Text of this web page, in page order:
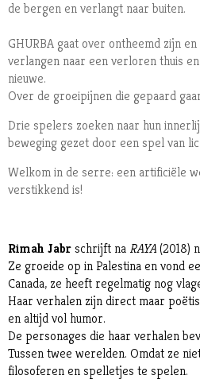
de bergen en verlangt naar buiten.
GHURBA gaat over ontheemd zijn
verlangen naar een verloren thuis
nieuwe.
Over de groeipijnen die gepaard
Drie spelers zoeken naar hun
beweging gezet door een spel van
Welkom in de serre: een artificiële
verstikkend is!
Rimah Jabrschrijft na RAYA(2018)
Ze groeide op in Palestina en vond
Canada, ze heeft regelmatig nog
Haar verhalen zijn direct maar
en altijd vol humor.
De personages die haar verhalen
Tussen twee werelden. Omdat ze
filosoferen en spelletjes te spelen.